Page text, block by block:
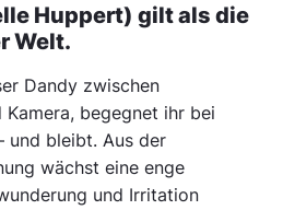
Huppert) gilt als die
Welt.
Dandy zwischen
Kamera, begegnet ihr bei
und bleibt. Aus der
wächst eine enge
und Irritation